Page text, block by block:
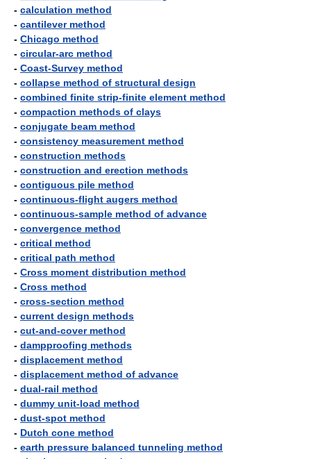
- calculation method
- cantilever method
- Chicago method
- circular-arc method
- Coast-Survey method
- collapse method of structural design
- combined finite strip-finite element method
- compaction methods of clays
- conjugate beam method
- consistency measurement method
- construction methods
- construction and erection methods
- contiguous pile method
- continuous-flight augers method
- continuous-sample method of advance
- convergence method
- critical method
- critical path method
- Cross moment distribution method
- Cross method
- cross-section method
- current design methods
- cut-and-cover method
- dampproofing methods
- displacement method
- displacement method of advance
- dual-rail method
- dummy unit-load method
- dust-spot method
- Dutch cone method
- earth pressure balanced tunneling method